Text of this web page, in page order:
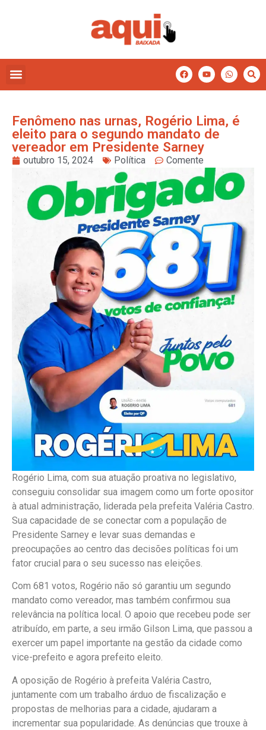
Fenômeno nas urnas, Rogério Lima, é
eleito para o segundo mandato de
vereador em Presidente Sarney
outubro 15, 2024 Política Comente
Rogério Lima, com sua atuação proativa no legislativo,
conseguiu consolidar sua imagem como um forte opositor
à atual administração, liderada pela prefeita Valéria Castro.
Sua capacidade de se conectar com a população de
Presidente Sarney e levar suas demandas e
preocupações ao centro das decisões políticas foi um
fator crucial para o seu sucesso nas eleições.
Com 681 votos, Rogério não só garantiu um segundo
mandato como vereador, mas também confirmou sua
relevância na política local. O apoio que recebeu pode ser
atribuído, em parte, a seu irmão Gilson Lima, que passou a
exercer um papel importante na gestão da cidade como
vice-prefeito e agora prefeito eleito.
A oposição de Rogério à prefeita Valéria Castro,
juntamente com um trabalho árduo de fiscalização e
propostas de melhorias para a cidade, ajudaram a
incrementar sua popularidade. As denúncias que trouxe à